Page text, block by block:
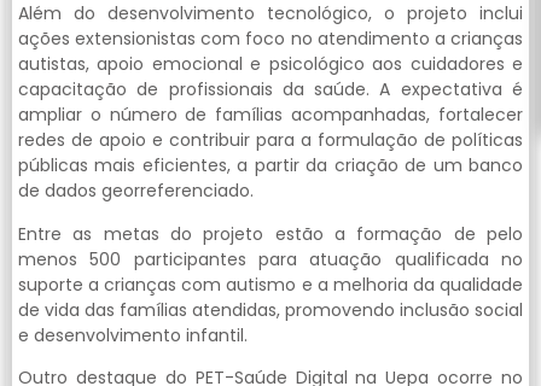
Além do desenvolvimento tecnológico, o projeto inclui
ações extensionistas com foco no atendimento a crianças
autistas, apoio emocional e psicológico aos cuidadores e
capacitação de profissionais da saúde. A expectativa é
ampliar o número de famílias acompanhadas, fortalecer
redes de apoio e contribuir para a formulação de políticas
públicas mais eficientes, a partir da criação de um banco
de dados georreferenciado.
Entre as metas do projeto estão a formação de pelo
menos 500 participantes para atuação qualificada no
suporte a crianças com autismo e a melhoria da qualidade
de vida das famílias atendidas, promovendo inclusão social
e desenvolvimento infantil.
Outro destaque do PET-Saúde Digital na Uepa ocorre no